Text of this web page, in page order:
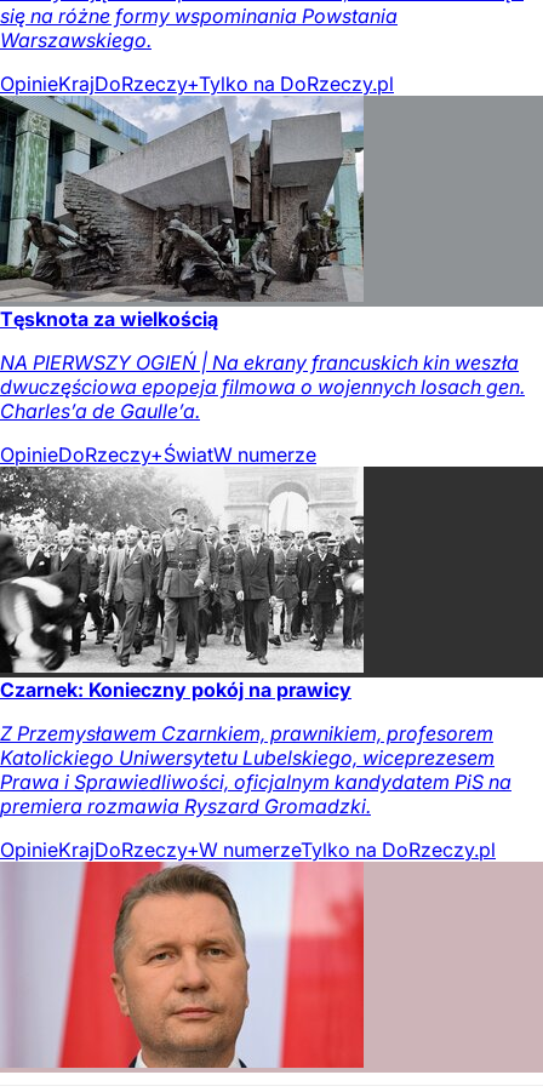
się na różne formy wspominania Powstania
Warszawskiego.
OpinieKrajDoRzeczy+Tylko na DoRzeczy.pl
Tęsknota za wielkością
NA PIERWSZY OGIEŃ | Na ekrany francuskich kin weszła
dwuczęściowa epopeja filmowa o wojennych losach gen.
Charles’a de Gaulle’a.
OpinieDoRzeczy+ŚwiatW numerze
Czarnek: Konieczny pokój na prawicy
Z Przemysławem Czarnkiem, prawnikiem, profesorem
Katolickiego Uniwersytetu Lubelskiego, wiceprezesem
Prawa i Sprawiedliwości, oficjalnym kandydatem PiS na
premiera rozmawia Ryszard Gromadzki.
OpinieKrajDoRzeczy+W numerzeTylko na DoRzeczy.pl